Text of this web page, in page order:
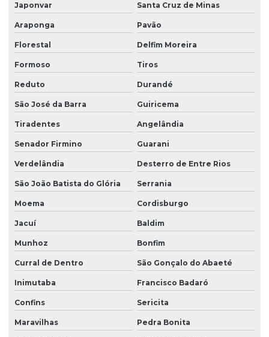
Japonvar Santa Cruz de Minas
Araponga Pavão
Florestal Delfim Moreira
Formoso Tiros
Reduto Durandé
São José da Barra Guiricema
Tiradentes Angelândia
Senador Firmino Guarani
Verdelândia Desterro de Entre Rios
São João Batista do Glória Serrania
Moema Cordisburgo
Jacuí Baldim
Munhoz Bonfim
Curral de Dentro São Gonçalo do Abaeté
Inimutaba Francisco Badaró
Confins Sericita
Maravilhas Pedra Bonita